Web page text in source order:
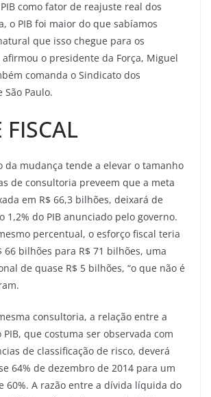
como fator de reajuste real dos
o PIB foi maior do que sabíamos
que isso chegue para os
o presidente da Força, Miguel
comanda o Sindicato dos
Paulo.
FISCAL
da mudança tende a elevar o tamanho
de consultoria preveem que a meta
em R$ 66,3 bilhões, deixará de
1,2% do PIB anunciado pelo governo.
percentual, o esforço fiscal teria
66 bilhões para R$ 71 bilhões, uma
de quase R$ 5 bilhões, “o que não é
consultoria, a relação entre a
que costuma ser observada com
de classificação de risco, deverá
64% de dezembro de 2014 para um
60%. A razão entre a dívida líquida do